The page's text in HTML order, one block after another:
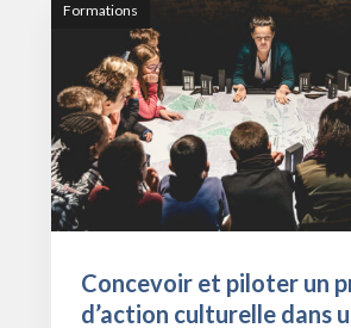
Formations
Concevoir et piloter un
d’action culturelle dans